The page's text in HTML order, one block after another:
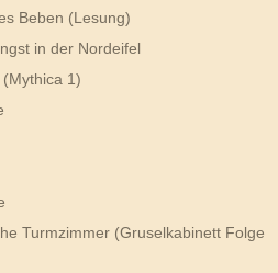
Beben (Lesung)
in der Nordeifel
1)
Turmzimmer (Gruselkabinett Folge